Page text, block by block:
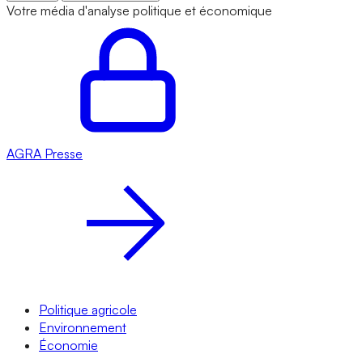
Votre média d'analyse politique et économique
AGRA Presse
Politique agricole
Environnement
Économie